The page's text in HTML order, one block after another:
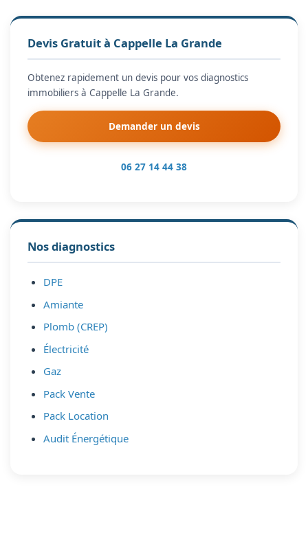
Devis Gratuit à Cappelle La Grande
Obtenez rapidement un devis pour vos diagnostics
immobiliers à Cappelle La Grande.
Demander un devis
06 27 14 44 38
Nos diagnostics
DPE
Amiante
Plomb (CREP)
Électricité
Gaz
Pack Vente
Pack Location
Audit Énergétique